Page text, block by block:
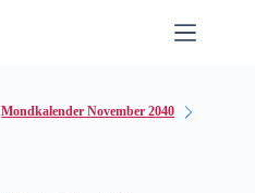
Mondkalender November 2040